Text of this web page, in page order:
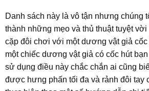
Danh sách này là vô tận nhưng chúng
thành những mẹo và thủ thuật tuyệt
cặp đôi chơi với một dương vật giả
một chiếc dương vật giả có cốc hút
sử dụng điều này chắc chắn ai cũng
được hưng phấn tối đa và rảnh đôi tay